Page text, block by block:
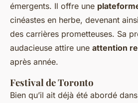
émergents. Il offre une
cinéastes en herbe, devenant
des carrières prometteuses. Sa
audacieuse attire une attention
après année.
Festival de Toronto
Bien qu’il ait déjà été abordé